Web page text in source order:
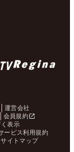
運営会社
会員規約
表示
ービス利用規約
サイトマップ